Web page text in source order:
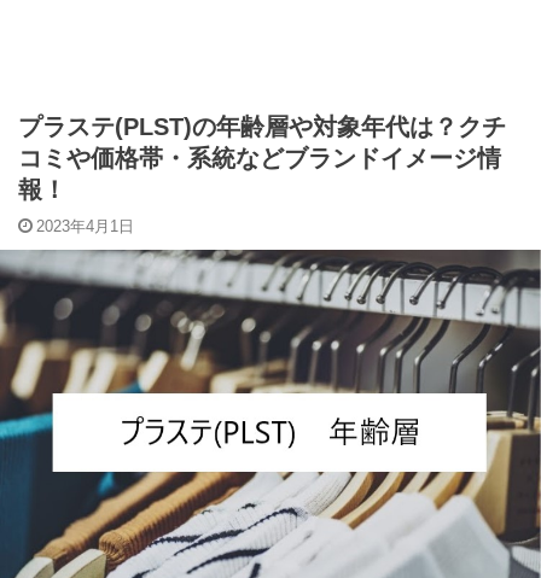
プラステ(PLST)の年齢層や対象年代は？クチ
コミや価格帯・系統などブランドイメージ情
報！
2023年4月1日